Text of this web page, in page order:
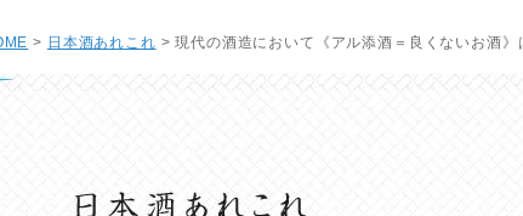
> 日本酒あれこれ > 現代の酒造において《アル添酒＝良くないお酒》